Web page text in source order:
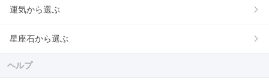
運気から選ぶ
星座石から選ぶ
ヘルプ